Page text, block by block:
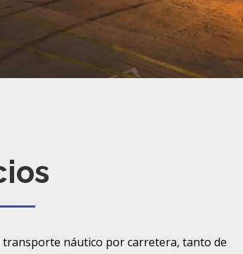
transporte náutico por carretera, tanto de